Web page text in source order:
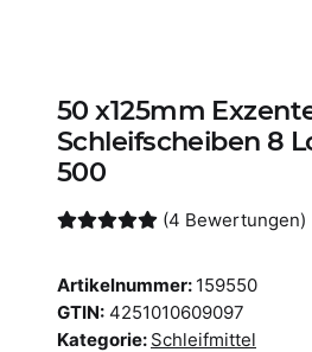
50 x125mm
Schleifscheiben 8
500
(4 Bewertungen)
Artikelnummer: 159550
GTIN: 4251010609097
Kategorie: Schleifmittel